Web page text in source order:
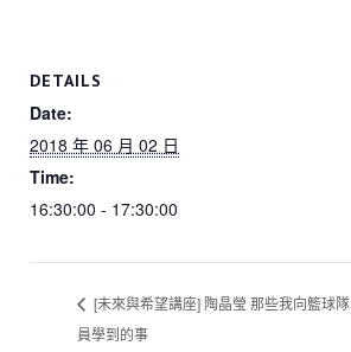
o
k
DETAILS
Date:
2018 年 06 月 02 日
Time:
16:30:00 - 17:30:00
[未來與希望講座] 陶晶瑩 那些我向籃球隊
員學到的事